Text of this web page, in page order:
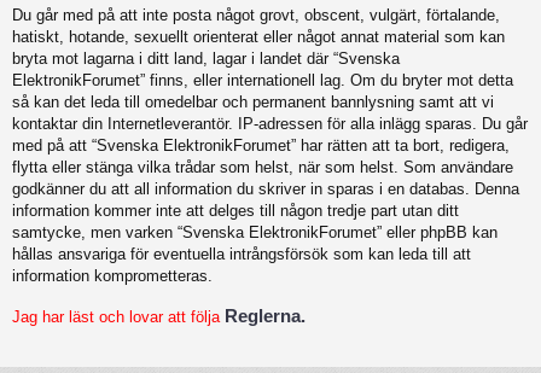
Du går med på att inte posta något grovt, obscent, vulgärt, förtalande,
hatiskt, hotande, sexuellt orienterat eller något annat material som kan
bryta mot lagarna i ditt land, lagar i landet där “Svenska
ElektronikForumet” finns, eller internationell lag. Om du bryter mot detta
så kan det leda till omedelbar och permanent bannlysning samt att vi
kontaktar din Internetleverantör. IP-adressen för alla inlägg sparas. Du går
med på att “Svenska ElektronikForumet” har rätten att ta bort, redigera,
flytta eller stänga vilka trådar som helst, när som helst. Som användare
godkänner du att all information du skriver in sparas i en databas. Denna
information kommer inte att delges till någon tredje part utan ditt
samtycke, men varken “Svenska ElektronikForumet” eller phpBB kan
hållas ansvariga för eventuella intrångsförsök som kan leda till att
information komprometteras.
Jag har läst och lovar att följa Reglerna.